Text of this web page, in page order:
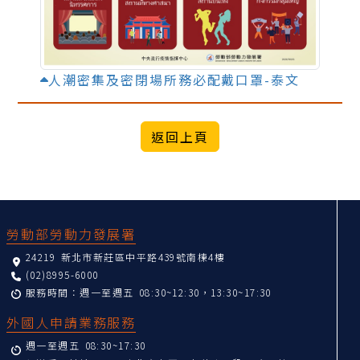
人潮密集及密閉場所務必配戴口罩-泰文
勞動部勞動力發展署
24219 新北市新莊區中平路439號南棟4樓
(02)8995-6000
服務時間：週一至週五 08:30~12:30，13:30~17:30
外國人申請業務服務
週一至週五 08:30~17:30